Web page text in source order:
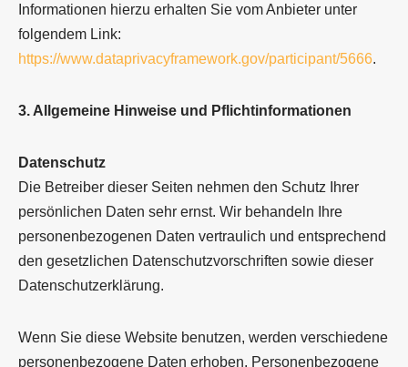
Informationen hierzu erhalten Sie vom Anbieter unter
folgendem Link:
https://www.dataprivacyframework.gov/participant/5666.
3. Allgemeine Hinweise und Pflicht­informationen
Datenschutz
Die Betreiber dieser Seiten nehmen den Schutz Ihrer
persönlichen Daten sehr ernst. Wir behandeln Ihre
personenbezogenen Daten vertraulich und entsprechend
den gesetzlichen Datenschutzvorschriften sowie dieser
Datenschutzerklärung.
Wenn Sie diese Website benutzen, werden verschiedene
personenbezogene Daten erhoben. Personenbezogene